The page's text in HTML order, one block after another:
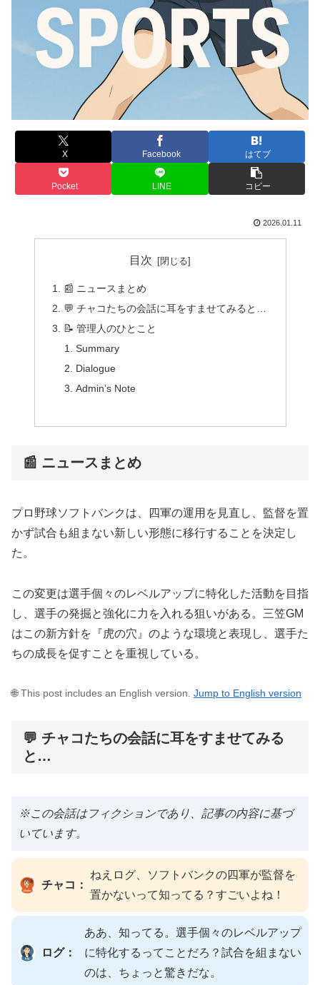
X Facebook はてブ
Pocket LINE コピー
2026.01.11
目次
📰 ニュースまとめ
💬 チャコたちの会話に耳をすませてみると…
📝 管理人のひとこと
Summary
Dialogue
Admin’s Note
📰 ニュースまとめ
プロ野球ソフトバンクは、四軍の運用を見直し、監督を置
かず試合も組まない新しい形態に移行することを決定し
た。
この変更は選手個々のレベルアップに特化した活動を目指
し、選手の発掘と強化に力を入れる狙いがある。三笠GM
はこの新方針を『虎の穴』のような環境と表現し、選手た
ちの成長を促すことを重視している。
🌐 This post includes an English version. Jump to English version
💬 チャコたちの会話に耳をすませてみる
と…
※この会話はフィクションであり、記事の内容に基づ
いています。
チャコ：
ねえログ、ソフトバンクの四軍が監督を
置かないって知ってる？すごいよね！
ログ：
ああ、知ってる。選手個々のレベルアップ
に特化するってことだろ？試合を組まない
のは、ちょっと驚きだな。